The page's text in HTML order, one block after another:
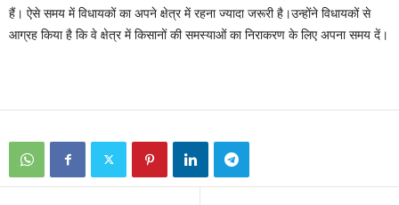
हैं। ऐसे समय में विधायकों का अपने क्षेत्र में रहना ज्यादा जरूरी है।उन्होंने विधायकों से
आग्रह किया है कि वे क्षेत्र में किसानों की समस्याओं का निराकरण के लिए अपना समय दें।